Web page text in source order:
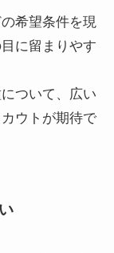
希望条件を現
に留まりやす
ついて、広い
ウトが期待で